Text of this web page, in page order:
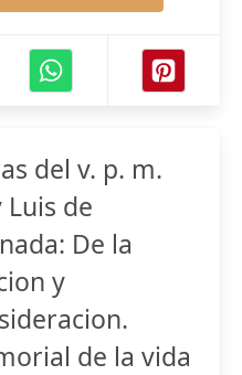
del v. p. m.
de
De la
y
de la vida